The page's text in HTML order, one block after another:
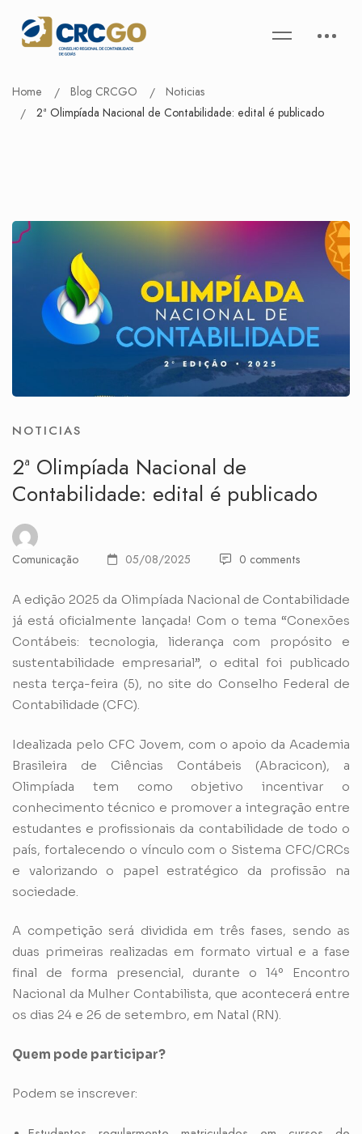
Home Blog CRCGO
Noticias
2ª Olimpíada Nacional de Contabilidade: edital é publicado
NOTICIAS
2ª Olimpíada Nacional de
Contabilidade: edital é publicado
Comunicação 05/08/2025 0 comments
A edição 2025 da Olimpíada Nacional de Contabilidade
já está oficialmente lançada! Com o tema “Conexões
Contábeis: tecnologia, liderança com propósito e
sustentabilidade empresarial”, o edital foi publicado
nesta terça-feira (5), no site do Conselho Federal de
Contabilidade (CFC).
Idealizada pelo CFC Jovem, com o apoio da Academia
Brasileira de Ciências Contábeis (Abracicon), a
Olimpíada tem como objetivo incentivar o
conhecimento técnico e promover a integração entre
estudantes e profissionais da contabilidade de todo o
país, fortalecendo o vínculo com o Sistema CFC/CRCs
e valorizando o papel estratégico da profissão na
sociedade.
A competição será dividida em três fases, sendo as
duas primeiras realizadas em formato virtual e a fase
final de forma presencial, durante o 14º Encontro
Nacional da Mulher Contabilista, que acontecerá entre
os dias 24 e 26 de setembro, em Natal (RN).
Quem pode participar?
Podem se inscrever: